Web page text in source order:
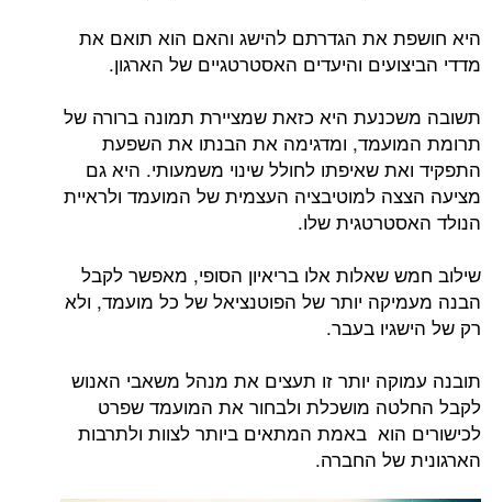
היא חושפת את הגדרתם להישג והאם הוא תואם את
מדדי הביצועים והיעדים האסטרטגיים של הארגון.
תשובה משכנעת היא כזאת שמציירת תמונה ברורה של
תרומת המועמד, ומדגימה את הבנתו את השפעת
התפקיד ואת שאיפתו לחולל שינוי משמעותי. היא גם
מציעה הצצה למוטיבציה העצמית של המועמד ולראיית
הנולד האסטרטגית שלו.
שילוב חמש שאלות אלו בריאיון הסופי, מאפשר לקבל
הבנה מעמיקה יותר של הפוטנציאל של כל מועמד, ולא
רק של הישגיו בעבר.
תובנה עמוקה יותר זו תעצים את מנהל משאבי האנוש
לקבל החלטה מושכלת ולבחור את המועמד שפרט
לכישורים הוא באמת המתאים ביותר לצוות ולתרבות
הארגונית של החברה.